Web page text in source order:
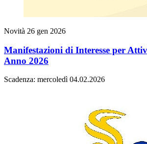
Novità 26 gen 2026
Manifestazioni di Interesse per
Anno 2026
Scadenza: mercoledì 04.02.2026